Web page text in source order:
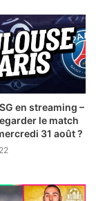
en streaming –
le match
31 août ?